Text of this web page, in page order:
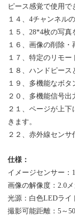
ピース感覚で使用で
１４、 4チャンネル
１５、 28*4枚の写真
１６、 画像の削除・
１７、 特定のリモー
１８、 ハンドピース
１９、 多機能なボタ
２０、 多機能信号出
２１、 ページが上下
きます 。
２２、 赤外線センサ
仕様 ：
イメージセンサー ：
画像の解像度 ： 2.0
光源 ： 白色LEDライ
撮影可能距離 ： 5～